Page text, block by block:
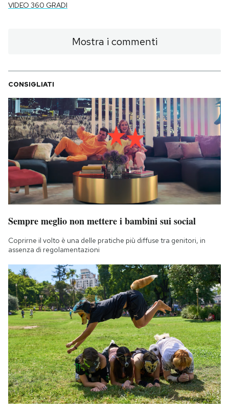
CALENDARIO
AREA PERSONALE
Regala il Post
Hai bisogno di aiuto?
Esci
VIDEO 360 GRADI
Mostra i commenti
CONSIGLIATI
Sempre meglio non mettere i bambini sui social
Coprirne il volto è una delle pratiche più diffuse tra genitori, in
assenza di regolamentazioni